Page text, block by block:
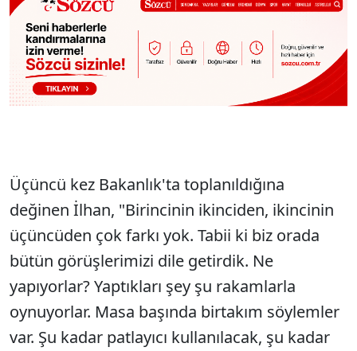
Üçüncü kez Bakanlık'ta toplanıldığına
değinen İlhan, "Birincinin ikinciden, ikincinin
üçüncüden çok farkı yok. Tabii ki biz orada
bütün görüşlerimizi dile getirdik. Ne
yapıyorlar? Yaptıkları şey şu rakamlarla
oynuyorlar. Masa başında birtakım söylemler
var. Şu kadar patlayıcı kullanılacak, şu kadar